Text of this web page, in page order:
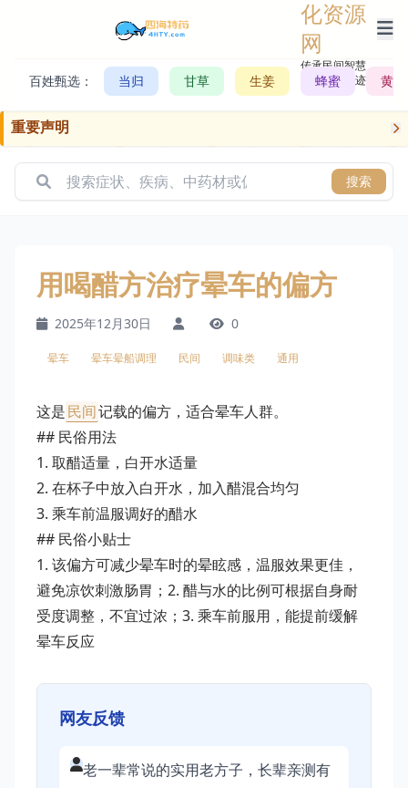
化资源
网
传承民间智慧，
记录历史轨迹
百姓甄选： 当归 甘草 生姜 蜂蜜 黄芪
重要声明
搜索
用喝醋方治疗晕车的偏方
2025年12月30日 0
晕车 晕车晕船调理 民间 调味类 通用
这是民间记载的偏方，适合晕车人群。
## 民俗用法
1. 取醋适量，白开水适量
2. 在杯子中放入白开水，加入醋混合均匀
3. 乘车前温服调好的醋水
## 民俗小贴士
1. 该偏方可减少晕车时的晕眩感，温服效果更佳，
避免凉饮刺激肠胃；2. 醋与水的比例可根据自身耐
受度调整，不宜过浓；3. 乘车前服用，能提前缓解
晕车反应
网友反馈
老一辈常说的实用老方子，长辈亲测有